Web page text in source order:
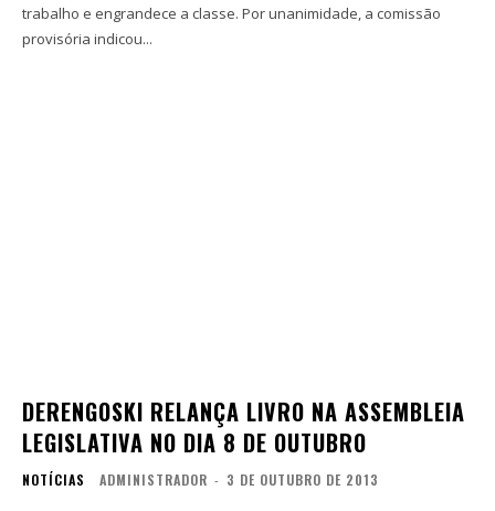
trabalho e engrandece a classe. Por unanimidade, a comissão
provisória indicou...
DERENGOSKI RELANÇA LIVRO NA ASSEMBLEIA
LEGISLATIVA NO DIA 8 DE OUTUBRO
NOTÍCIAS ADMINISTRADOR - 3 DE OUTUBRO DE 2013